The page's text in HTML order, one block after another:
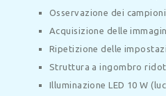
Osservazione dei
Acquisizione delle
Ripetizione delle
Struttura a ingombro
Illuminazione LED 10 W